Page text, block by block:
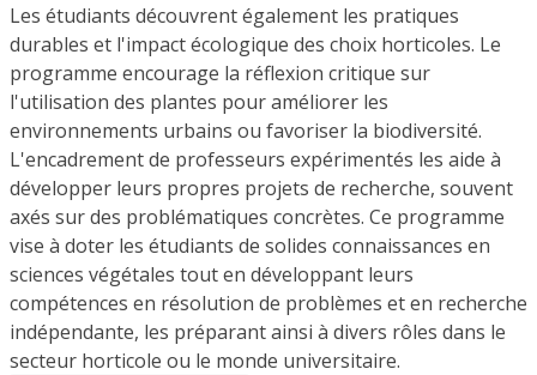
Les étudiants découvrent également les pratiques
durables et l'impact écologique des choix horticoles. Le
programme encourage la réflexion critique sur
l'utilisation des plantes pour améliorer les
environnements urbains ou favoriser la biodiversité.
L'encadrement de professeurs expérimentés les aide à
développer leurs propres projets de recherche, souvent
axés sur des problématiques concrètes. Ce programme
vise à doter les étudiants de solides connaissances en
sciences végétales tout en développant leurs
compétences en résolution de problèmes et en recherche
indépendante, les préparant ainsi à divers rôles dans le
secteur horticole ou le monde universitaire.